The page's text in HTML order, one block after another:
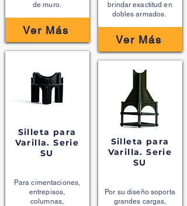
de muro.
Ver Más
Silleta para
Varilla. Serie
SU
Para cimentaciones,
entrepisos,
columnas,
brindar exactitud en
dobles armados.
Ver Más
Silleta para
Varilla. Serie
SU
Por su diseño soporta
grandes cargas,